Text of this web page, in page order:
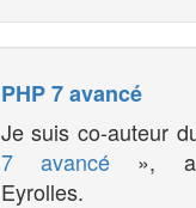
PHP 7 avancé
Je suis co-auteur
7 avancé»,
Eyrolles.